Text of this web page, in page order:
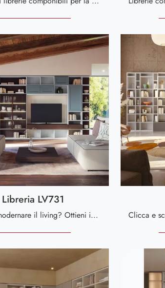
Libreria LV731
Vuoi riammodernare il living? Ottieni informazioni sulle librerie classiche a muro e arreda i tuoi spazi con il modello Libreria LV731.